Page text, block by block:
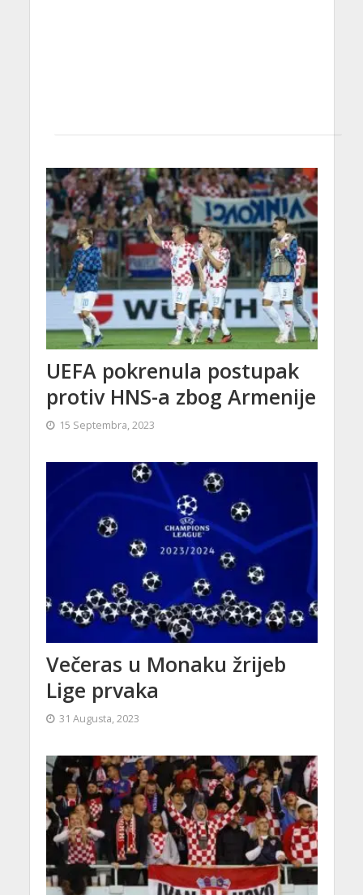
UEFA pokrenula postupak
protiv HNS-a zbog Armenije
15 Septembra, 2023
Večeras u Monaku žrijeb
Lige prvaka
31 Augusta, 2023